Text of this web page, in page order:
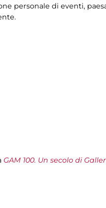
personale di eventi,
GAM 100. Un secolo di